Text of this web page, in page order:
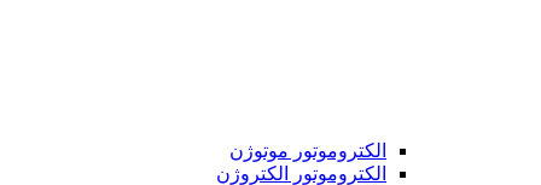
الکتروموتور موتوژن
الکتروموتور الکتروژن